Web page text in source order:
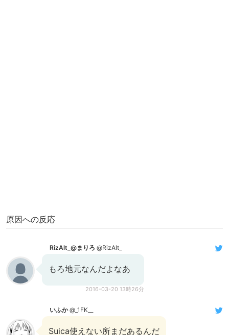
原因への反応
RizAlt_@まりろ @RizAlt_
もろ地元なんだよなあ
2016-03-20 13時26分
いふか@_1FK__
Suica使えない所まだあるんだ